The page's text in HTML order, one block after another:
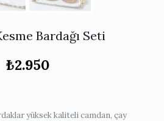
Bardağı Seti
₺2.950
yüksek kaliteli camdan, çay